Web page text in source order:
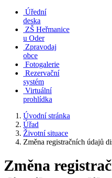
Úřední
deska
ZŠ Heřmanice
u Oder
Zpravodaj
obce
Fotogalerie
Rezervační
systém
Virtuální
prohlídka
Úvodní stránka
Úřad
Životní situace
Změna registračních údajů
Změna